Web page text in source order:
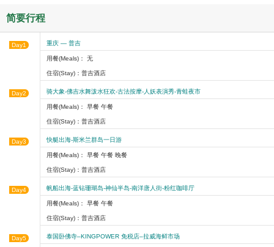
简要行程
Day1 重庆 — 普吉
用餐(Meals)： 无
住宿(Stay)：普吉酒店
Day2 骑大象-佛吉水舞泼水狂欢-古法按摩-人妖表演秀-青蛙夜市
用餐(Meals)： 早餐 午餐
住宿(Stay)：普吉酒店
Day3 快艇出海-斯米兰群岛一日游
用餐(Meals)： 早餐 午餐 晚餐
住宿(Stay)：普吉酒店
Day4 帆船出海-蓝钻珊瑚岛-神仙半岛-南洋唐人街-粉红咖啡厅
用餐(Meals)： 早餐 午餐
住宿(Stay)：普吉酒店
Day5 泰国卧佛寺–KINGPOWER 免税店–拉威海鲜市场